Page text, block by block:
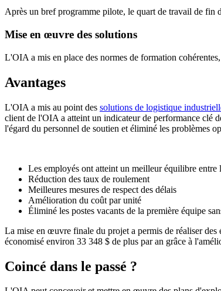
Après un bref programme pilote, le quart de travail de fin
Mise en œuvre des solutions
L'OIA a mis en place des normes de formation
Avantages
L'OIA a mis au point des solutions de logistique
client de l'OIA a atteint un indicateur de performance clé
l'égard du personnel de soutien et éliminé les problèmes
Les employés ont atteint un meilleur équilibre
Réduction des taux de roulement
Meilleures mesures de respect des délais
Amélioration du coût par unité
Éliminé les postes vacants de la première équipe
La mise en œuvre finale du projet a permis de réaliser des
économisé environ 33 348 $ de plus par an grâce à
Coincé dans le passé ?